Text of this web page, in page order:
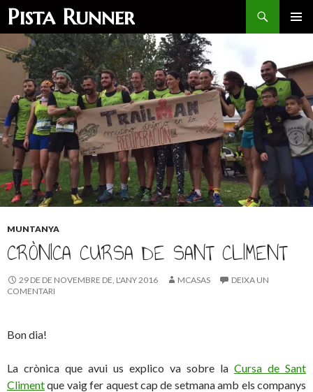
Pista Runner
Search
SKIP
CONTENT
MUNTANYA
CRÒNICA CURSA DE SANT CLIMENT
29 DE DE NOVEMBRE DE, L'ANY 2016 MCASAS
DEIXA UN
COMENTARI
Bon dia!
La crònica que avui us explico va sobre la Cursa de Sant
Climentque vaig fer aquest cap de setmana amb els companys